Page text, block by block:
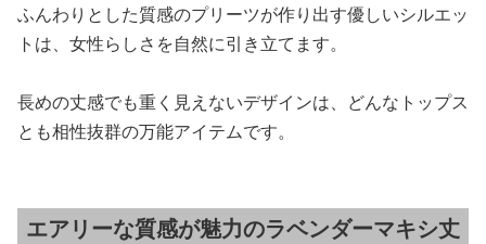
ふんわりとした質感のプリーツが作り出す優しいシルエッ
トは、女性らしさを自然に引き立てます。
長めの丈感でも重く見えないデザインは、どんなトップス
とも相性抜群の万能アイテムです。
エアリーな質感が魅力のラベンダーマキシ丈